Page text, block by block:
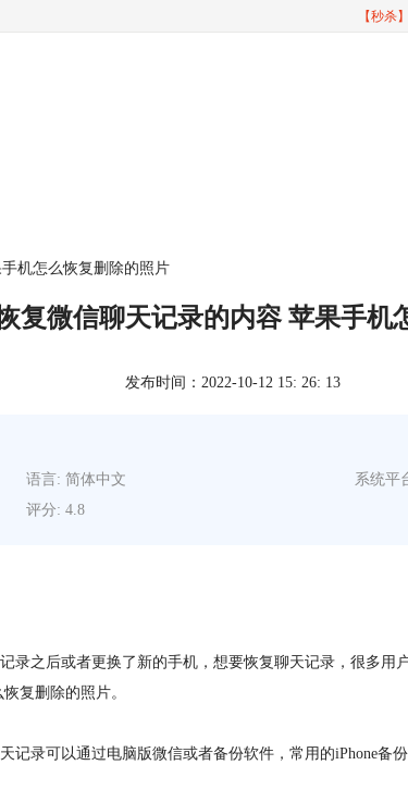
【秒杀
机怎么恢复删除的照片
复微信聊天记录的内容 苹果手机
发布时间：2022-10-12 15: 26: 13
语言: 简体中文
系统平
评分: 4.8
之后或者更换了新的手机，想要恢复聊天记录，很多用
复删除的照片。
可以通过电脑版微信或者备份软件，常用的iPhone备